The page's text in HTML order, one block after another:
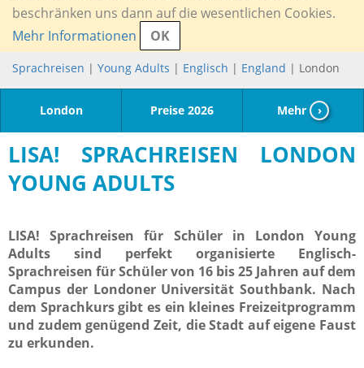
beschränken uns dann auf die wesentlichen Cookies.
Mehr Informationen
OK
Sprachreisen | Young Adults | Englisch | England | London
London Preise 2026 Mehr ›
LISA! SPRACHREISEN LONDON
YOUNG ADULTS
LISA! Sprachreisen für Schüler in London Young
Adults sind perfekt organisierte Englisch-
Sprachreisen für Schüler von 16 bis 25 Jahren auf dem
Campus der Londoner Universität Southbank. Nach
dem Sprachkurs gibt es ein kleines Freizeitprogramm
und zudem genügend Zeit, die Stadt auf eigene Faust
zu erkunden.